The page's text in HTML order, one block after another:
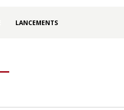
LANCEMENTS